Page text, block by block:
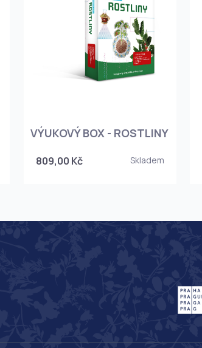
VÝUKOVÝ BOX - ROSTLINY
809,00 Kč Skladem